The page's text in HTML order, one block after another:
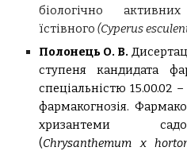
біологічно
їстівного(Cyperus
Полонець О. В.
ступеня кандидата
спеціальністю 15.00.02
фармакогнозія.
хризантеми
(Chrysanthemum x